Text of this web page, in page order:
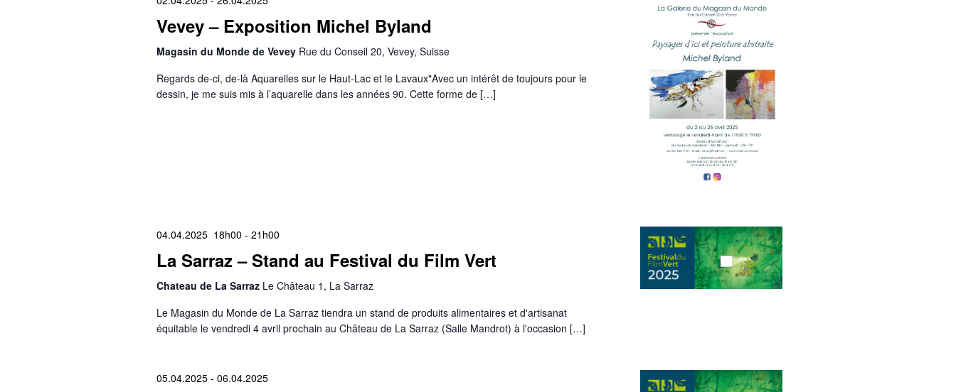
Vevey – Exposition Michel Byland
Magasin du Monde de Vevey Rue du Conseil 20, Vevey, Suisse
Regards de-ci, de-là Aquarelles sur le Haut-Lac et le Lavaux"Avec un intérêt de toujours pour le
dessin, je me suis mis à l’aquarelle dans les années 90. Cette forme de […]
04.04.2025 18h00 - 21h00
La Sarraz – Stand au Festival du Film Vert
Chateau de La Sarraz Le Château 1, La Sarraz
Le Magasin du Monde de La Sarraz tiendra un stand de produits alimentaires et d'artisanat
équitable le vendredi 4 avril prochain au Château de La Sarraz (Salle Mandrot) à l'occasion […]
05.04.2025- 06.04.2025